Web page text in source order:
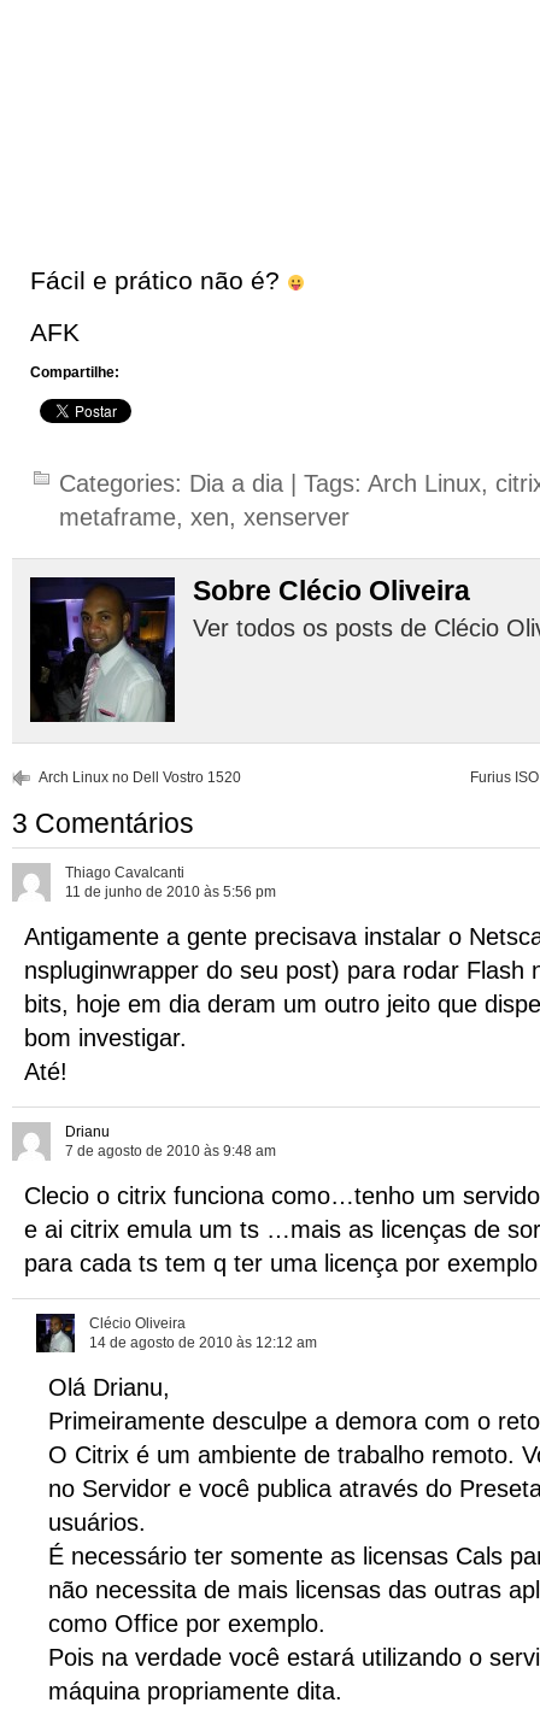
Fácil e prático não é?
AFK
Compartilhe:
Categories: Dia a dia | Tags: Arch Linux,
metaframe, xen, xenserver
Sobre Clécio Oliveira
Ver todos os posts de Clécio
Arch Linux no Dell Vostro 1520 Furius
3 Comentários
Thiago Cavalcanti
11 de junho de 2010 às 5:56 pm
Antigamente a gente precisava instalar o
nspluginwrapper do seu post) para rodar Flash
bits, hoje em dia deram um outro jeito que
bom investigar.
Até!
Drianu
7 de agosto de 2010 às 9:48 am
Clecio o citrix funciona como…tenho um
e ai citrix emula um ts …mais as licenças de
para cada ts tem q ter uma licença por
Clécio Oliveira
14 de agosto de 2010 às 12:12 am
Olá Drianu,
Primeiramente desculpe a demora com o
O Citrix é um ambiente de trabalho remoto.
no Servidor e você publica através do
usuários.
É necessário ter somente as licensas Cals
não necessita de mais licensas das outras
como Office por exemplo.
Pois na verdade você estará utilizando o
máquina propriamente dita.